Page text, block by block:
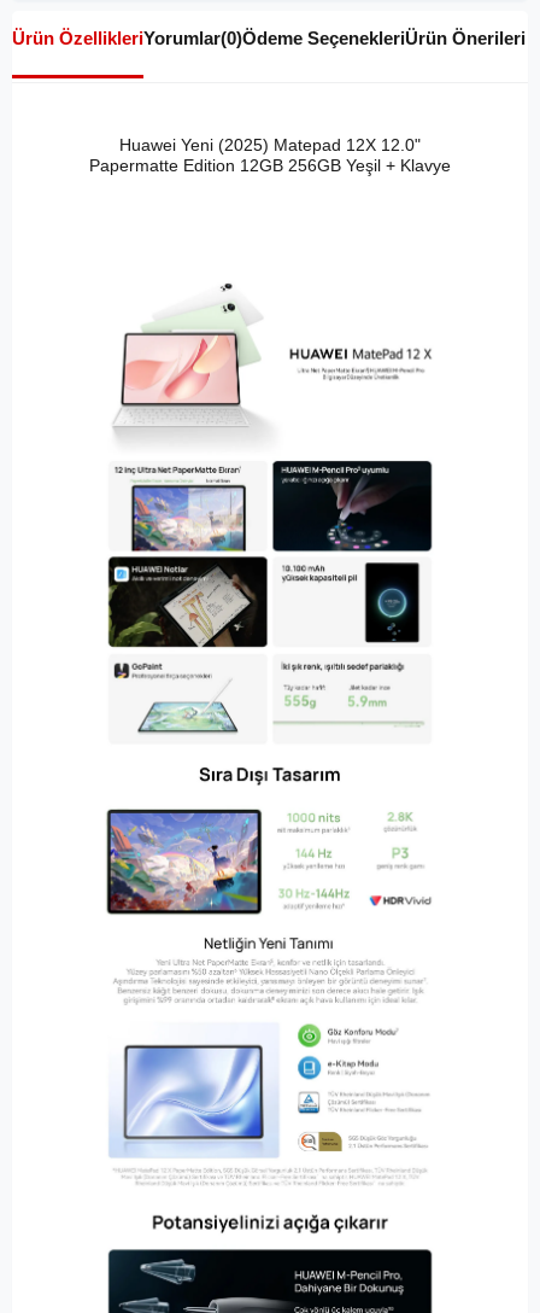
Ürün ÖzellikleriYorumlar(0)Ödeme SeçenekleriÜrün Önerileri
Huawei Yeni (2025) Matepad 12X 12.0"
Papermatte Edition 12GB 256GB Yeşil + Klavye